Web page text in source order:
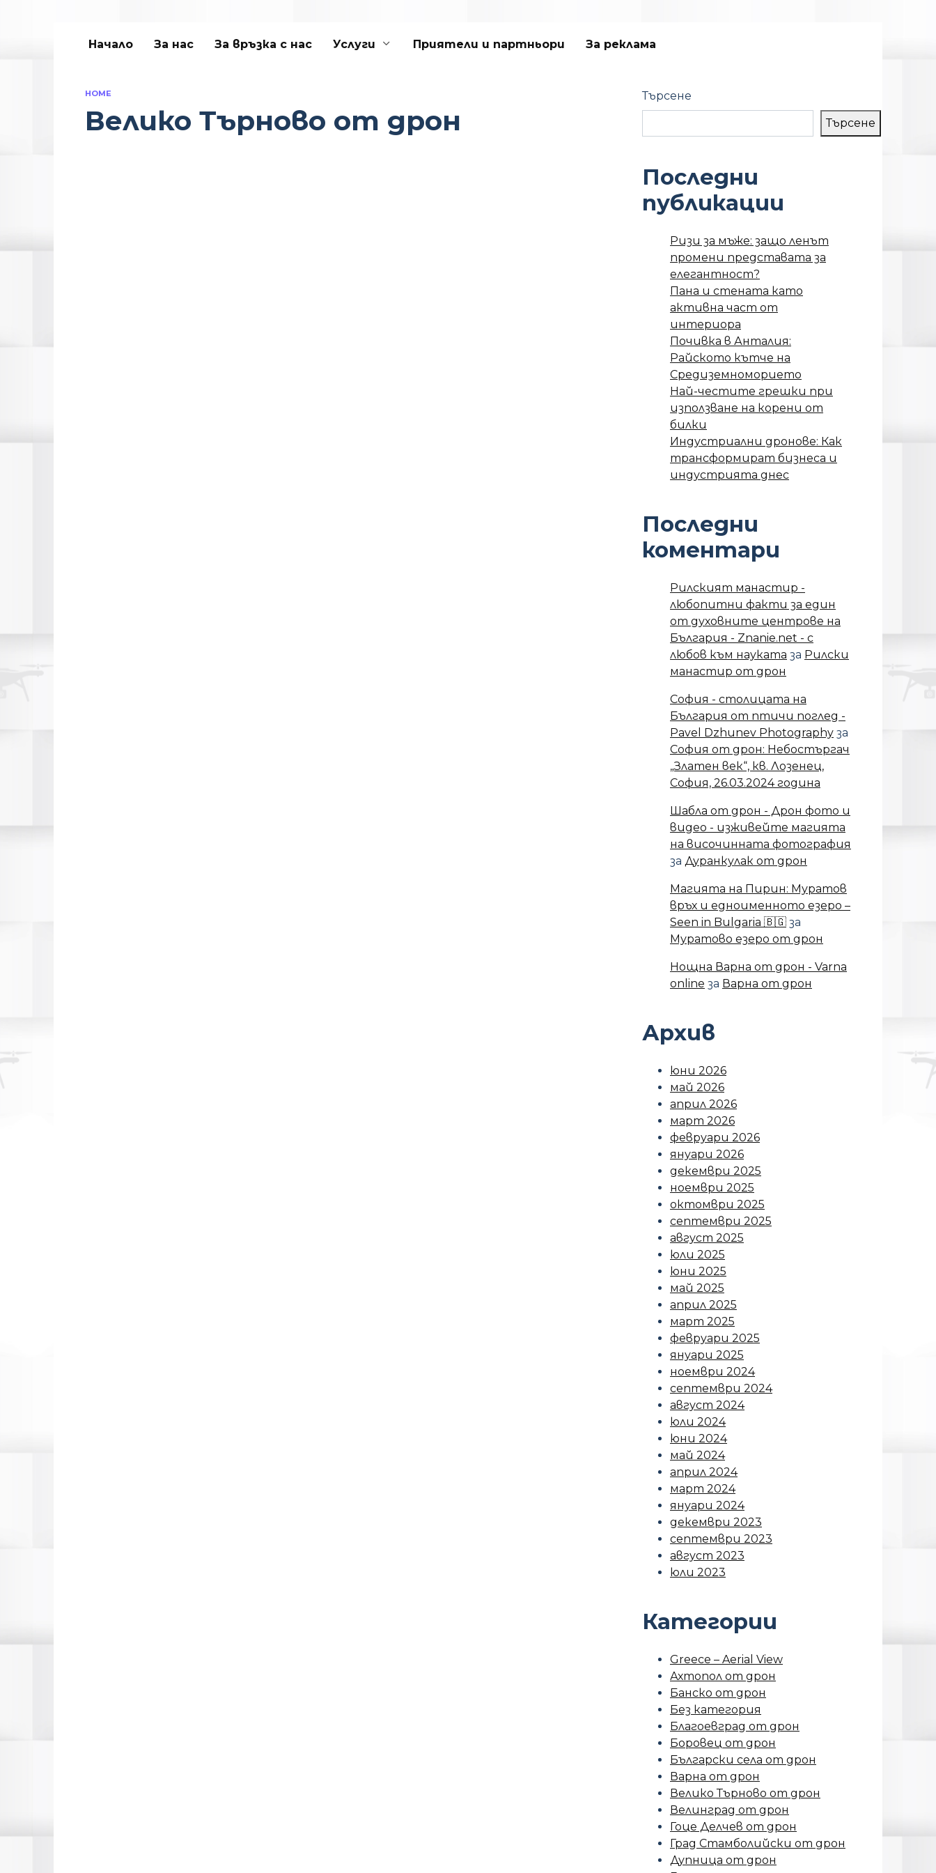
Начало За нас За връзка с нас Услуги Приятели и партньори За реклама
HOME
Велико Търново от дрон
Търсене
Търсене
Последни
публикации
Ризи за мъже: защо ленът
промени представата за
елегантност?
Пана и стената като
активна част от
интериора
Почивка в Анталия:
Райското кътче на
Средиземноморието
Най-честите грешки при
използване на корени от
билки
Индустриални дронове: Как
трансформират бизнеса и
индустрията днес
Последни
коментари
Рилският манастир -
любопитни факти за един
от духовните центрове на
България - Znanie.net - с
любов към науката за Рилски
манастир от дрон
София - столицата на
България от птичи поглед -
Pavel Dzhunev Photography за
София от дрон: Небостъргач
„Златен век“, кв. Лозенец,
София, 26.03.2024 година
Шабла от дрон - Дрон фото и
видео - изживейте магията
на височинната фотография
за Дуранкулак от дрон
Магията на Пирин: Муратов
връх и едноименното езеро –
Seen in Bulgaria 🇧🇬 за
Муратово езеро от дрон
Нощна Варна от дрон - Varna
online за Варна от дрон
Архив
юни 2026
май 2026
април 2026
март 2026
февруари 2026
януари 2026
декември 2025
ноември 2025
октомври 2025
септември 2025
август 2025
юли 2025
юни 2025
май 2025
април 2025
март 2025
февруари 2025
януари 2025
ноември 2024
септември 2024
август 2024
юли 2024
юни 2024
май 2024
април 2024
март 2024
януари 2024
декември 2023
септември 2023
август 2023
юли 2023
Категории
Greece – Aerial View
Ахтопол от дрон
Банско от дрон
Без категория
Благоевград от дрон
Боровец от дрон
Български села от дрон
Варна от дрон
Велико Търново от дрон
Велинград от дрон
Гоце Делчев от дрон
Град Стамболийски от дрон
Дупница от дрон